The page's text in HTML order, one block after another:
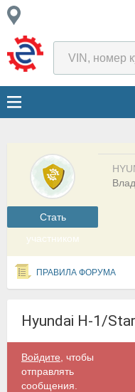
Cтать
участником
ПРАВИЛА ФОРУМА
Hyundai H-1/
Войдите , чтобы
отправлять
сообщения.